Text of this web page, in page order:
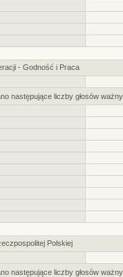
- Godność i Praca
następujące liczby głosów
Polskiej
następujące liczby głosów